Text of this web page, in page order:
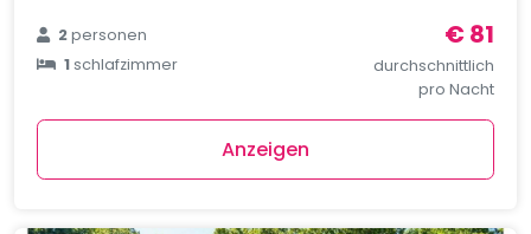
2personen
1schlafzimmer
€ 81
durchschnittlich
pro Nacht
Anzeigen